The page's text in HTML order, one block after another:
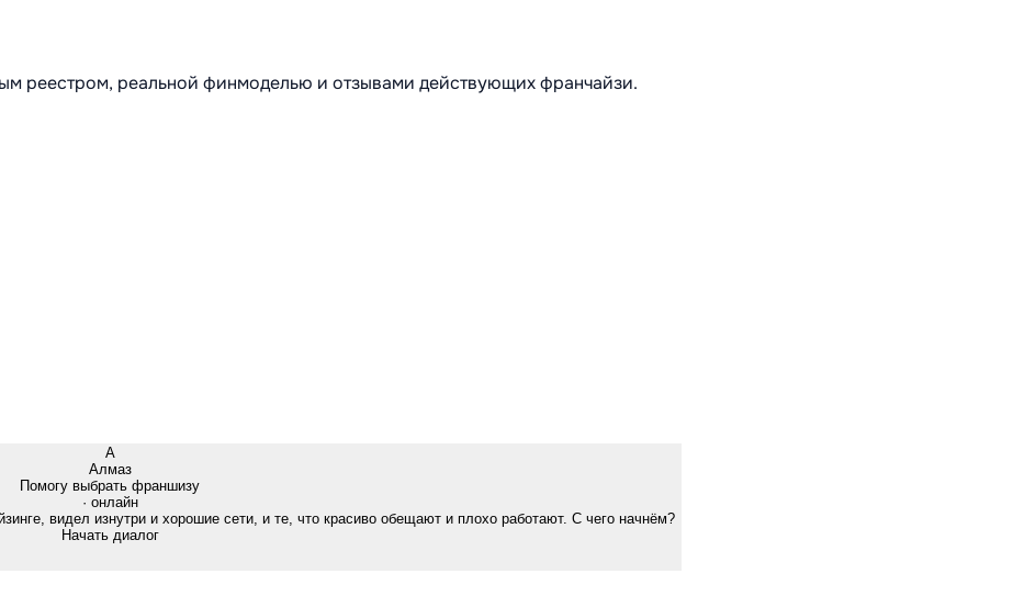
реестром, реальной финмоделью и отзывами действующих франчайзи.
А
Алмаз
Помогу выбрать франшизу
· онлайн
видел изнутри и хорошие сети, и те, что красиво обещают и плохо работают. С чего начнём?
Начать диалог